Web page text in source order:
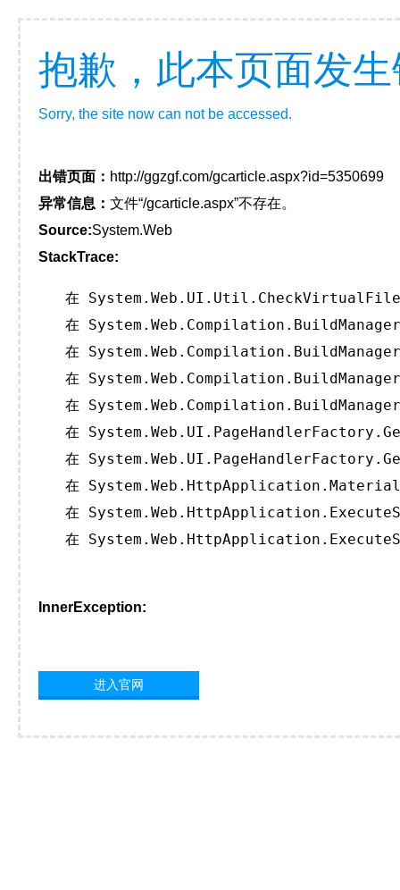
抱歉，此本页面发
Sorry, the site now can not be accessed.
出错页面： http://ggzgf.com/gcarticle.aspx?id=5350699
异常信息： 文件“/gcarticle.aspx”不存在。
Source:System.Web
StackTrace:
在
在
在
在
在
在
在
在
在
在
InnerException:
进入官网